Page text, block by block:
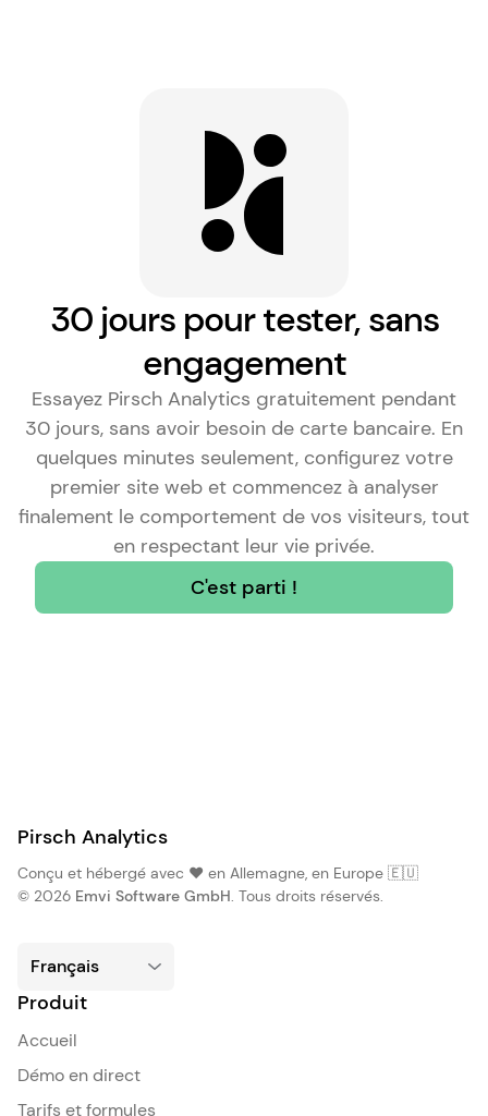
30 jours pour tester, sans
engagement
Essayez Pirsch Analytics gratuitement pendant
30 jours, sans avoir besoin de carte bancaire. En
quelques minutes seulement, configurez votre
premier site web et commencez à analyser
finalement le comportement de vos visiteurs, tout
en respectant leur vie privée.
C'est parti !
Pirsch Analytics
Conçu et hébergé avec ❤️ en Allemagne, en Europe 🇪🇺
© 2026 Emvi Software GmbH. Tous droits réservés.
Produit
Accueil
Démo en direct
Tarifs et formules